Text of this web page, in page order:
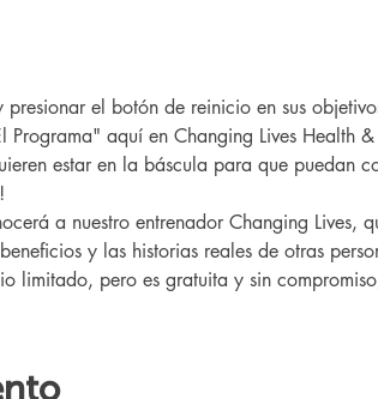
el botón de reinicio en sus
estar en la báscula para que puedan
y las historias reales de otras
limitado, pero es gratuita y sin